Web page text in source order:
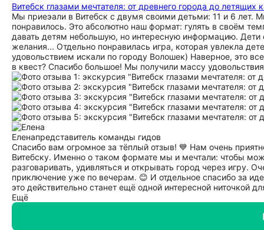
Витебск глазами мечтателя: от древнего города до летящих
Мы приеэали в Витебск с двумя своими детьми: 11 и 6 лет.
понравилось. Это абсолютно наш формат: гулять в своём
давать детям небольшую, но интересную информацию. Дети
желания... Отдельно понравилась игра, которая увлекла
удовольствием искали по городу Волошек) Наверное, это
в квест? Спасибо большое! Мы получили массу
Еленапредставитель команды гидов
Спасибо вам огромное за тёплый отзыв! 💙 Нам очень
Витебску. Именно о таком формате мы и мечтали: чтобы
разговаривать, удивляться и открывать город через игру.
приключение уже по вечерам. 😊 И отдельное спасибо за
это действительно станет ещё одной интересной ниточкой
Ещё